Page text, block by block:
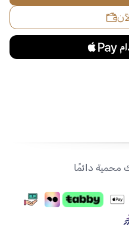
محمية دائمًا